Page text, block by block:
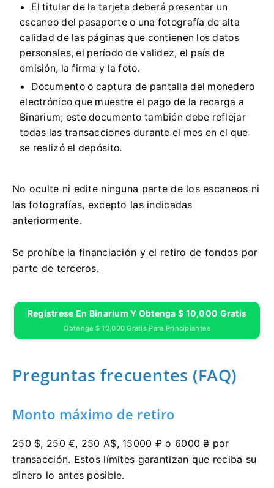
El titular de la tarjeta deberá presentar un
escaneo del pasaporte o una fotografía de alta
calidad de las páginas que contienen los datos
personales, el período de validez, el país de
emisión, la firma y la foto.
Documento o captura de pantalla del monedero
electrónico que muestre el pago de la recarga a
Binarium; este documento también debe reflejar
todas las transacciones durante el mes en el que
se realizó el depósito.
No oculte ni edite ninguna parte de los escaneos ni
las fotografías, excepto las indicadas
anteriormente.
Se prohíbe la financiación y el retiro de fondos por
parte de terceros.
Regístrese En Binarium Y Obtenga $ 10,000 Gratis
Obtenga $ 10,000 Gratis Para Principiantes
Preguntas frecuentes (FAQ)
Monto máximo de retiro
250 $, 250 €, 250 A$, 15000 ₽ o 6000 ₴ por
transacción. Estos límites garantizan que reciba su
dinero lo antes posible.